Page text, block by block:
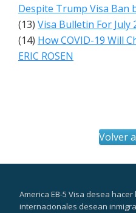
Despite Trump Visa Ban
(13) Visa Bulletin For July
(14) How COVID-19 Will
ERIC ROSEN
Volver
America EB-5 Visa desea
internacionales desean